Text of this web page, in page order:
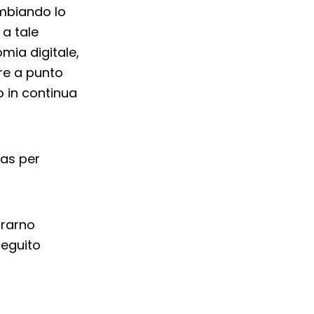
lo
tale
digitale,
a punto
in continua
per